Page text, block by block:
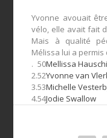
Yvonne avouait
vélo, elle avait fait
Mais à qualité
Mélissa lui a permis
. 50Mellissa
2.52Yvonne van
3.53Michelle
4.54Jodie Swallow